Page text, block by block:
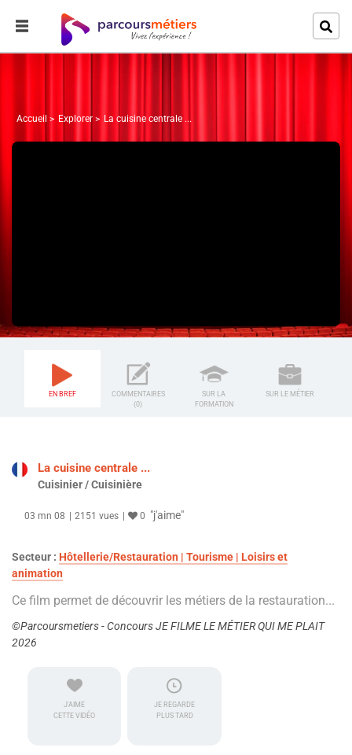
Accueil Explorer La cuisine centrale ...
EN BREF
COMMENTAIRES
(0)
SUR LA
FORMATION
SUR LE MÉTIER
La cuisine centrale ...
Cuisinier / Cuisinière
03 mn 08 2151 vues 0 "j'aime"
Secteur : Hôtellerie/Restauration | Tourisme | Loisirs et
animation
Ce film permet de découvrir les métiers de la restauration...
©Parcoursmetiers - Concours JE FILME LE MÉTIER QUI ME PLAIT
2026
J'AIME
CETTE VIDÉO
JE REGARDE
PLUS TARD